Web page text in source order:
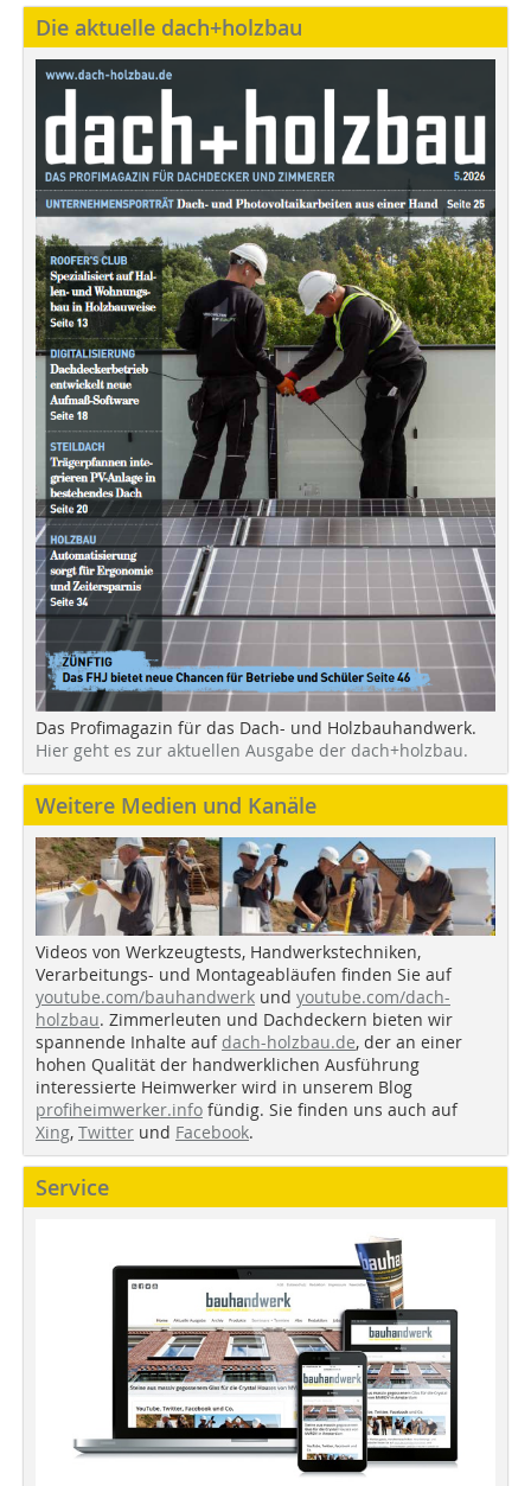
Die aktuelle dach+holzbau
Das Profimagazin für das Dach- und Holzbauhandwerk.
Hier geht es zur aktuellen Ausgabe der dach+holzbau.
Weitere Medien und Kanäle
Videos von Werkzeugtests, Handwerkstechniken,
Verarbeitungs- und Montageabläufen finden Sie auf
youtube.com/bauhandwerk und youtube.com/dach-
holzbau. Zimmerleuten und Dachdeckern bieten wir
spannende Inhalte auf dach-holzbau.de, der an einer
hohen Qualität der handwerklichen Ausführung
interessierte Heimwerker wird in unserem Blog
profiheimwerker.info fündig. Sie finden uns auch auf
Xing, Twitter und Facebook.
Service